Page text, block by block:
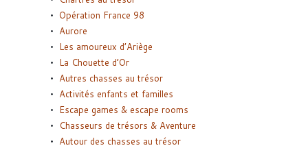
Opération France 98
Aurore
Les amoureux d’Ariège
La Chouette d’Or
Autres chasses au trésor
Activités enfants et familles
Escape games & escape rooms
Chasseurs de trésors & Aventure
Autour des chasses au trésor